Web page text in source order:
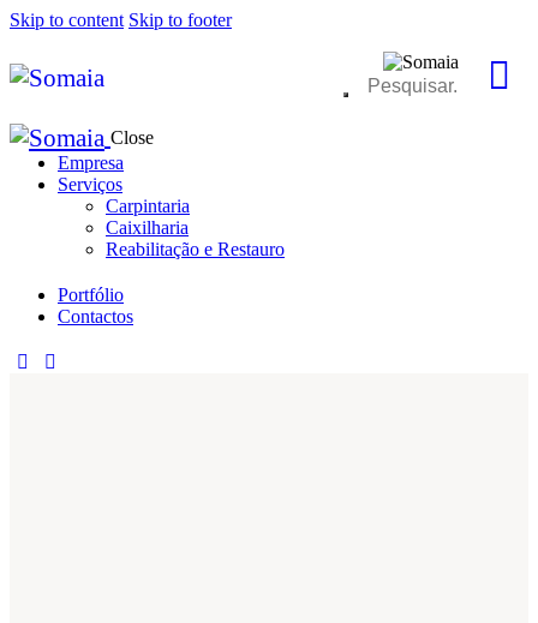
Skip to content Skip to footer
Close
Empresa
Serviços
Carpintaria
Caixilharia
Reabilitação e Restauro
Portfólio
Contactos